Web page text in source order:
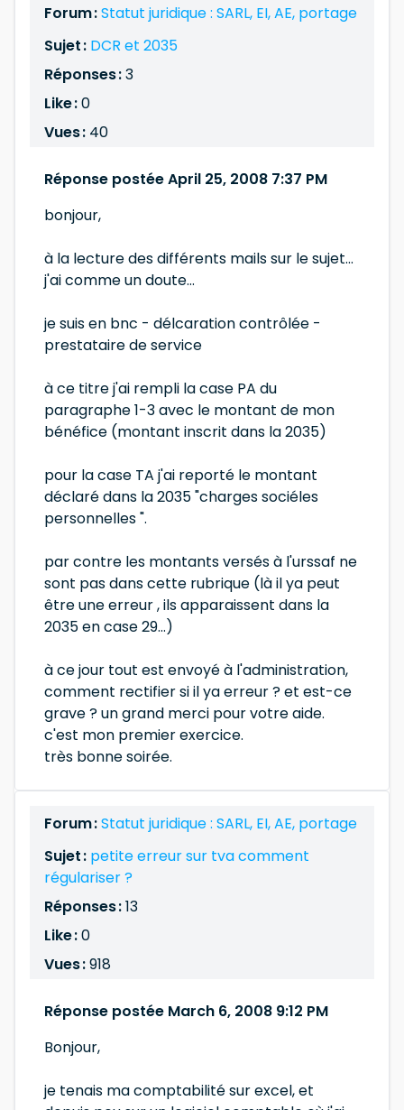
Forum :Statut juridique : SARL, EI, AE, portage
Sujet : DCR et 2035
Réponses :3
Like :0
Vues : 40
Réponse postée April 25, 2008 7:37 PM
bonjour,
à la lecture des différents mails sur le sujet...
j'ai comme un doute...
je suis en bnc - délcaration contrôlée -
prestataire de service
à ce titre j'ai rempli la case PA du
paragraphe 1-3 avec le montant de mon
bénéfice (montant inscrit dans la 2035)
pour la case TA j'ai reporté le montant
déclaré dans la 2035 "charges sociéles
personnelles ".
par contre les montants versés à l'urssaf ne
sont pas dans cette rubrique (là il ya peut
être une erreur , ils apparaissent dans la
2035 en case 29...)
à ce jour tout est envoyé à l'administration,
comment rectifier si il ya erreur ? et est-ce
grave ? un grand merci pour votre aide.
c'est mon premier exercice.
très bonne soirée.
Forum :Statut juridique : SARL, EI, AE, portage
Sujet : petite erreur sur tva comment
régulariser ?
Réponses :13
Like :0
Vues :918
Réponse postée March 6, 2008 9:12 PM
Bonjour,
je tenais ma comptabilité sur excel, et